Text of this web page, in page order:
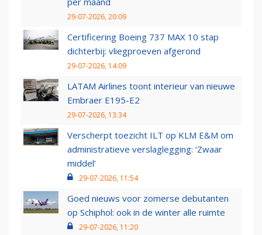
29-07-2026, 20:09
Certificering Boeing 737 MAX 10 stap
dichterbij: vliegproeven afgerond
29-07-2026, 14:09
LATAM Airlines toont interieur van nieuwe
Embraer E195-E2
29-07-2026, 13:34
Verscherpt toezicht ILT op KLM E&M om
administratieve verslaglegging: ‘Zwaar
middel’
29-07-2026, 11:54
Goed nieuws voor zomerse debutanten
op Schiphol: ook in de winter alle ruimte
29-07-2026, 11:20